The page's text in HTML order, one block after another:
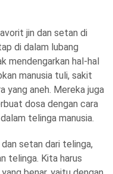
jin dan setan di
di dalam lubang
mendengarkan hal-hal
manusia tuli, sakit
yang aneh. Mereka juga
dosa dengan cara
telinga manusia.
setan dari telinga,
telinga. Kita harus